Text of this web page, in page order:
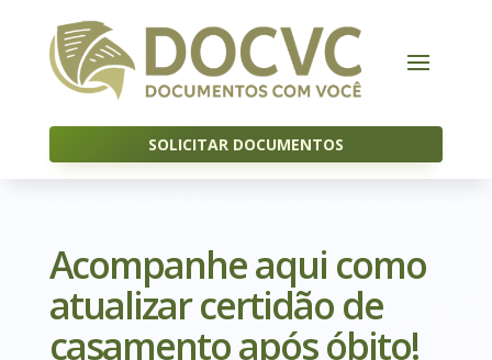
SOLICITAR DOCUMENTOS
Acompanhe aqui como
atualizar certidão de
casamento após óbito!